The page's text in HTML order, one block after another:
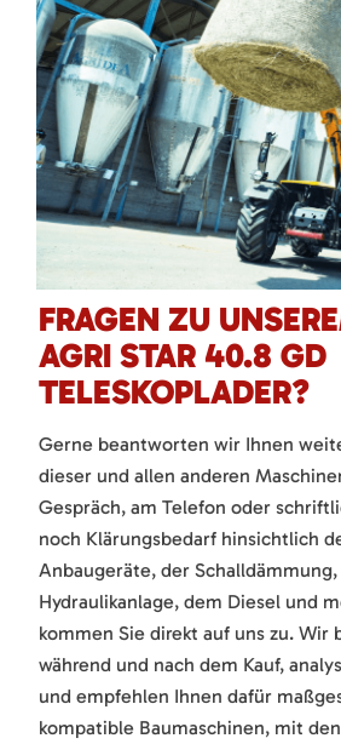
FRAGEN ZU
AGRI STAR 40.8 GD
TELESKOPLADER?
Gerne beantworten wir Ihnen
dieser und allen anderen
Gespräch, am Telefon oder
noch Klärungsbedarf hinsichtlich
Anbaugeräte, der
Hydraulikanlage, dem Diesel und
kommen Sie direkt auf uns zu. Wir
während und nach dem Kauf,
und empfehlen Ihnen dafür
kompatible Baumaschinen, mit